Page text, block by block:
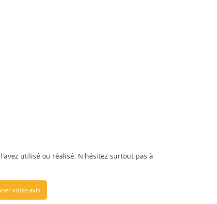
utilisé ou réalisé. N'hésitez surtout pas à
votre avis